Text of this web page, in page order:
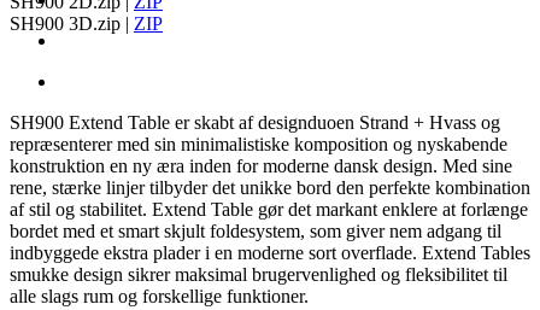
SH900 3D.zip | ZIP
SH900 Extend Table er skabt af designduoen Strand + Hvass og
repræsenterer med sin minimalistiske komposition og nyskabende
konstruktion en ny æra inden for moderne dansk design. Med sine
rene, stærke linjer tilbyder det unikke bord den perfekte kombination
af stil og stabilitet. Extend Table gør det markant enklere at forlænge
bordet med et smart skjult foldesystem, som giver nem adgang til
indbyggede ekstra plader i en moderne sort overflade. Extend Tables
smukke design sikrer maksimal brugervenlighed og fleksibilitet til
alle slags rum og forskellige funktioner.